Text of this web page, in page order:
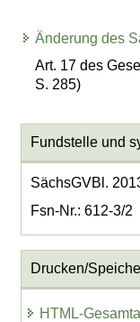
Änderung des
Art. 17 des
S. 285)
Fundstelle und
SächsGVBl.
Fsn-Nr.: 612-3/2
Drucken/
HTML-